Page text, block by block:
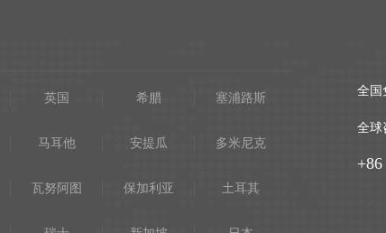
英国 希腊 塞浦路斯
马耳他 安提瓜 多米尼克
瓦努阿图 保加利亚 土耳其
全国
全球